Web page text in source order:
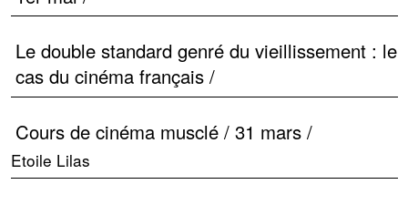
Le double standard genré du vieillissement : le
cas du cinéma français /
Cours de cinéma musclé / 31 mars /
Etoile Lilas